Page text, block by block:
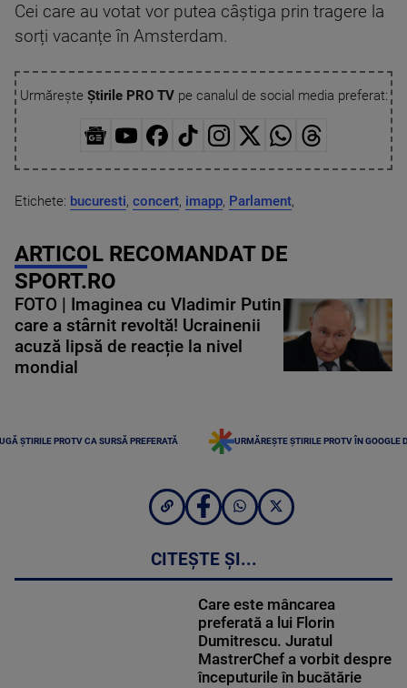
Cei care au votat vor putea câștiga prin tragere la
sorți vacanțe în Amsterdam.
Urmărește Știrile PRO TVpe canalul de social media preferat:
Etichete: bucuresti, concert, imapp, Parlament,
ARTICOL RECOMANDAT DE
SPORT.RO
FOTO | Imaginea cu Vladimir Putin
care a stârnit revoltă! Ucrainenii
acuză lipsă de reacție la nivel
mondial
ȘTIRILE PROTV CA SURSĂ PREFERATĂ URMĂREȘTE ȘTIRILE PROTV ÎN GOOGLE
CITEȘTE ȘI...
Care este mâncarea
preferată a lui Florin
Dumitrescu. Juratul
MastrerChef a vorbit despre
începuturile în bucătărie